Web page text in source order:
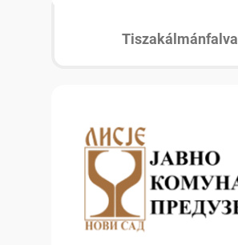
Tiszakálmánfalva